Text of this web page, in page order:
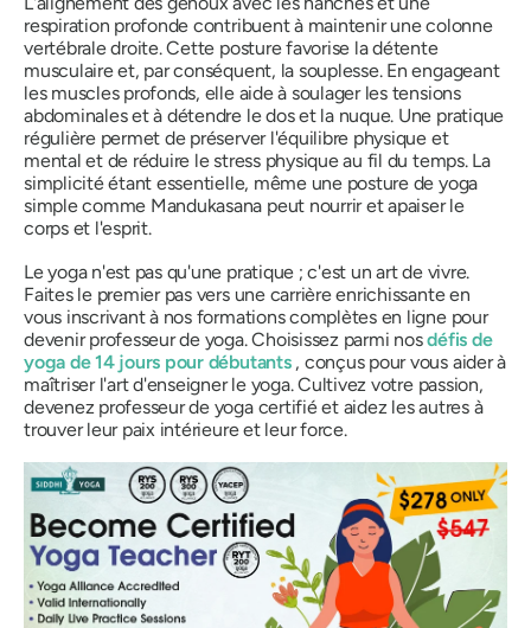
respiration profonde contribuent à maintenir une colonne
vertébrale droite. Cette posture favorise la détente
musculaire et, par conséquent, la souplesse. En engageant
les muscles profonds, elle aide à soulager les tensions
abdominales et à détendre le dos et la nuque. Une pratique
régulière permet de préserver l'équilibre physique et
mental et de réduire le stress physique au fil du temps. La
simplicité étant essentielle, même une posture de yoga
simple comme Mandukasana peut nourrir et apaiser le
corps et l'esprit.
Le yoga n'est pas qu'une pratique ; c'est un art de vivre.
Faites le premier pas vers une carrière enrichissante en
vous inscrivant à nos formations complètes en ligne pour
devenir professeur de yoga. Choisissez parmi nosdéfis de
yoga de 14 jours pour débutants, conçus pour vous aider à
maîtriser l'art d'enseigner le yoga. Cultivez votre passion,
devenez professeur de yoga certifié et aidez les autres à
trouver leur paix intérieure et leur force.